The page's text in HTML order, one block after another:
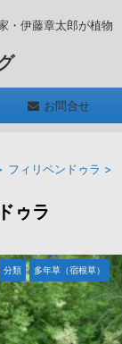
・伊藤章太郎が植物
お問合せ
フィリペンドゥラ >
ゥラ
分類 多年草（宿根草）